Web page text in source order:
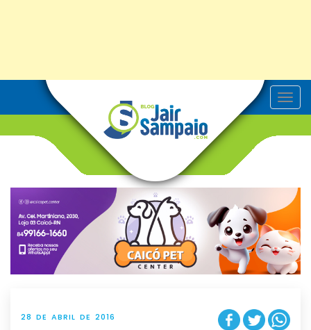
T
o
v
g
t
i
o
n
28 DE ABRIL DE 2016